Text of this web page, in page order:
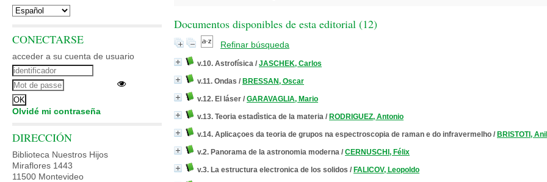
Documentos disponibles de esta editorial (12)
Refinar búsqueda
v.10. Astrofísica / JASCHEK, Carlos
v.11. Ondas / BRESSAN, Oscar
v.12. El láser / GARAVAGLIA, Mario
v.13. Teoria estadìstica de la materia / RODRIGUEZ, Antonio
v.14. Aplicaçoes da teoria de grupos na espectroscopia de raman e do infravermelho / BRISTOTI,
v.2. Panorama de la astronomia moderna / CERNUSCHI, Félix
v.3. La estructura electronica de los solidos / FALICOV, Leopoldo
CONECTARSE
acceder a su cuenta de usuario
Olvidé mi contraseña
DIRECCIÓN
Biblioteca Nuestros Hijos
Miraflores 1443
11500 Montevideo